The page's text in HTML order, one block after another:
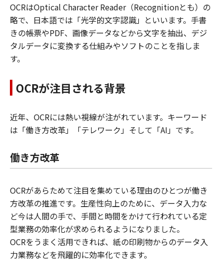
OCRはOptical Character Reader（Recognitionとも）の
略で、日本語では「光学的文字認識」といいます。手書
きの帳票やPDF、画像データなどから文字を抽出、デジ
タルデータに変換する仕組みやソフトのことを指しま
す。
OCRが注目される背景
近年、OCRには熱い視線が注がれています。キーワード
は「働き方改革」「テレワーク」そして「AI」です。
働き方改革
OCRがあらためて注目を集めている理由のひとつが働き
方改革の推進です。生産性向上のために、データ入力な
ど今は人間の手で、手間と時間をかけて行われている定
型業務の効率化が求められるようになりました。
OCRをうまく活用できれば、紙の印刷物からのデータ入
力業務などを飛躍的に効率化できます。